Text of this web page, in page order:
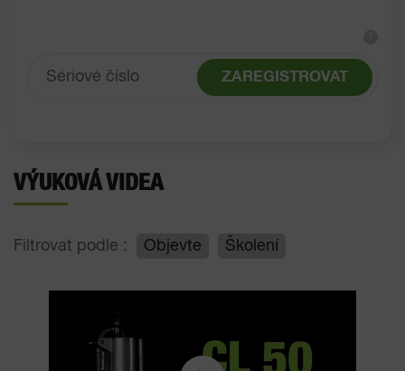
ZAREGISTROVAT
VÝUKOVÁ VIDEA
Filtrovat podle : Objevte Školení